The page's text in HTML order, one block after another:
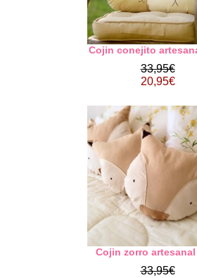
Cojin conejito
33,95€
20,95€
Cojin zorro artesanal
33,95€